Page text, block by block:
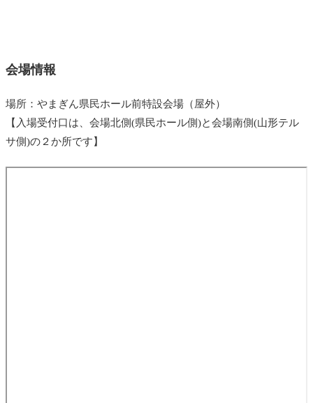
会場情報
場所：やまぎん県民ホール前特設会場（屋外）
【入場受付口は、会場北側(県民ホール側)と会場南側(山形テル
サ側)の２か所です】